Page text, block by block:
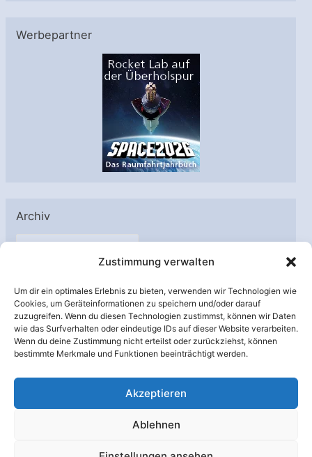
Zustimmung verwalten
Um dir ein optimales Erlebnis zu bieten, verwenden wir Technologien wie
Cookies, um Geräteinformationen zu speichern und/oder darauf
zuzugreifen. Wenn du diesen Technologien zustimmst, können wir Daten
wie das Surfverhalten oder eindeutige IDs auf dieser Website verarbeiten.
Wenn du deine Zustimmung nicht erteilst oder zurückziehst, können
bestimmte Merkmale und Funktionen beeinträchtigt werden.
Akzeptieren
Ablehnen
Werbepartner
Archiv
A
h
i
v
Unterstützt von: